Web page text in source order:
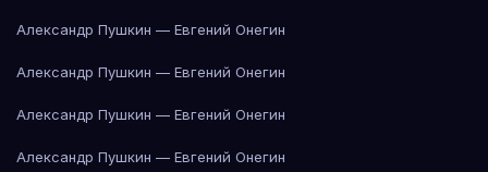
Александр Пушкин — Евгений Онегин
Александр Пушкин — Евгений Онегин
Александр Пушкин — Евгений Онегин
Александр Пушкин — Евгений Онегин